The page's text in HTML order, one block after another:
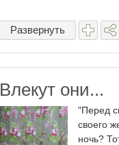
Развернуть
Влекут они...
"Перед
своего
ночь?